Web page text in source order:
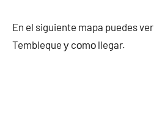
En el siguiente mapa puedes
Tembleque у cοmο llegar.